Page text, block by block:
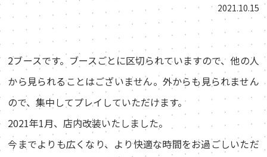
2021.10.15
2ブースです。ブースごとに区切られていますので、他の人
から見られることはございません。外からも見られません
ので、集中してプレイしていただけます。
2021年1月、店内改装いたしました。
今までよりも広くなり、より快適な時間をお過ごしいただ